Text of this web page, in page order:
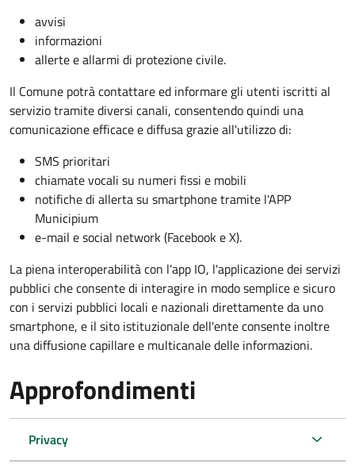
avvisi
informazioni
allerte e allarmi di protezione civile.
Il Comune potrà contattare ed informare gli utenti iscritti al
servizio tramite diversi canali, consentendo quindi una
comunicazione efficace e diffusa grazie all'utilizzo di:
SMS prioritari
chiamate vocali su numeri fissi e mobili
notifiche di allerta su smartphone tramite l'APP
Municipium
e-mail e social network (Facebook e X).
La piena interoperabilità con l’app IO, l'applicazione dei servizi
pubblici che consente di interagire in modo semplice e sicuro
con i servizi pubblici locali e nazionali direttamente da uno
smartphone, e il sito istituzionale dell'ente consente inoltre
una diffusione capillaree multicanale delle informazioni.
Approfondimenti
Privacy